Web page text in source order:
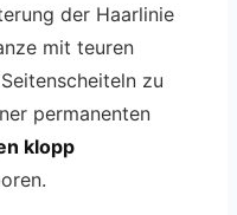
der Haarlinie
mit teuren
zu
permanenten
klopp